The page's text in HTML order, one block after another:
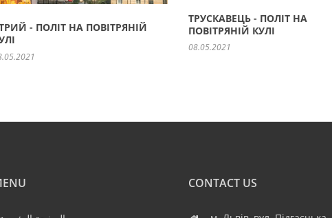
- ПОЛІТ НА ПОВІТРЯНІЙ
ТРУСКАВЕЦЬ - ПОЛІТ НА
ПОВІТРЯНІЙ КУЛІ
08.05.2021
CONTACT US